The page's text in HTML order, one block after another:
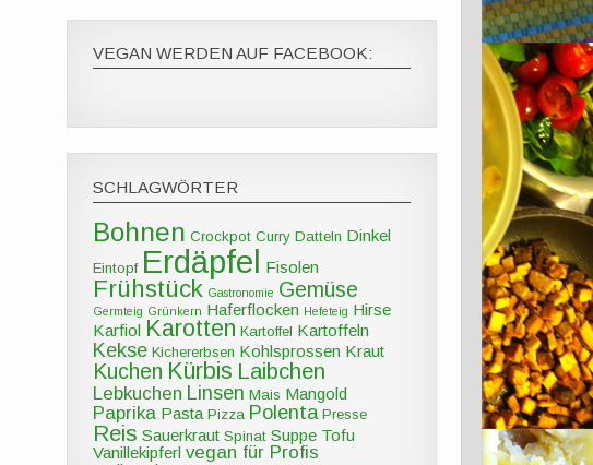
VEGAN WERDEN AUF FACEBOOK:
SCHLAGWÖRTER
Bohnen Crockpot Curry Datteln Dinkel
Eintopf Erdäpfel Fisolen
Frühstück Gastronomie Gemüse
Germteig Grünkern Haferflocken Hefeteig Hirse
Karfiol Karotten Kartoffel Kartoffeln
Kekse Kichererbsen Kohlsprossen Kraut
Kuchen Kürbis Laibchen
Lebkuchen Linsen Mais Mangold
Paprika Pasta Pizza Polenta Presse
Reis Sauerkraut Spinat Suppe Tofu
Vanillekipferl vegan für Profis